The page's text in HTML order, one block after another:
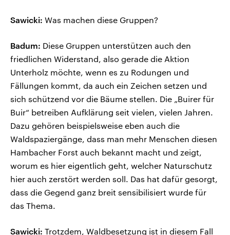
Sawicki: Was machen diese Gruppen?
Badum: Diese Gruppen unterstützen auch den
friedlichen Widerstand, also gerade die Aktion
Unterholz möchte, wenn es zu Rodungen und
Fällungen kommt, da auch ein Zeichen setzen und
sich schützend vor die Bäume stellen. Die „Buirer für
Buir“ betreiben Aufklärung seit vielen, vielen Jahren.
Dazu gehören beispielsweise eben auch die
Waldspaziergänge, dass man mehr Menschen diesen
Hambacher Forst auch bekannt macht und zeigt,
worum es hier eigentlich geht, welcher Naturschutz
hier auch zerstört werden soll. Das hat dafür gesorgt,
dass die Gegend ganz breit sensibilisiert wurde für
das Thema.
Sawicki: Trotzdem, Waldbesetzung ist in diesem Fall